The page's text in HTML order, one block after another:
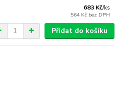
683 Kč/ks
564 Kč bez DPH
Přidat do košíku